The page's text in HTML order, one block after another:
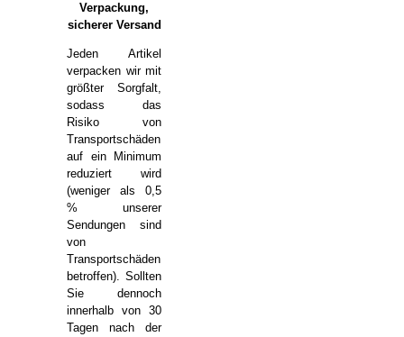
Verpackung,
sicherer Versand
Jeden Artikel
verpacken wir mit
größter Sorgfalt,
sodass das
Risiko von
Transportschäden
auf ein Minimum
reduziert wird
(weniger als 0,5
% unserer
Sendungen sind
von
Transportschäden
betroffen). Sollten
Sie dennoch
innerhalb von 30
Tagen nach der